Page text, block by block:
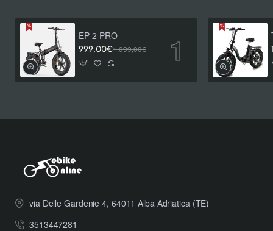
EP-2 PRO
999,00€1.099,00€
via Delle Gardenie 4, 64011 Alba Adriatica (TE)
3513447281